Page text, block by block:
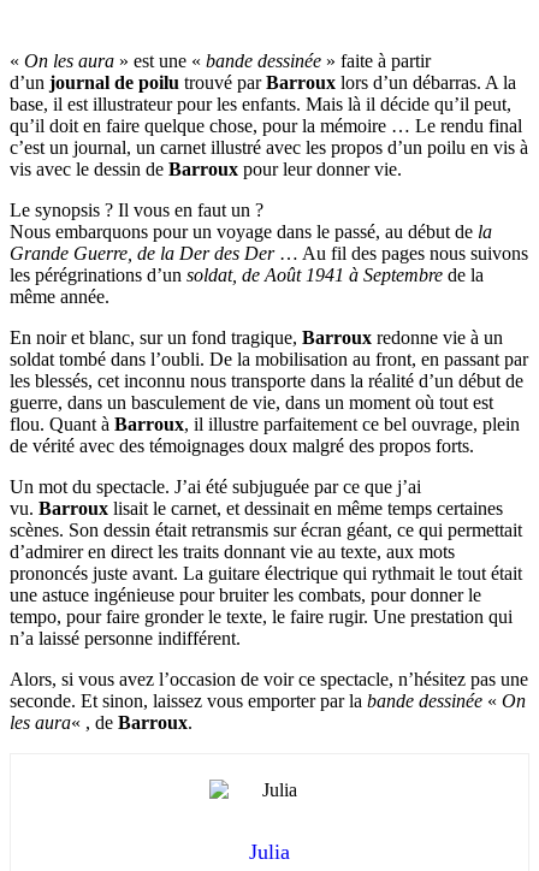
« On les aura » est une « bande dessinée » faite à partir
d’un journal de poilu trouvé parBarroux lors d’un débarras. A la
base, il est illustrateur pour les enfants. Mais là il décide qu’il peut,
qu’il doit en faire quelque chose, pour la mémoire … Le rendu final
c’est un journal, un carnet illustré avec les propos d’un poilu en vis à
vis avec le dessin de Barroux pour leur donner vie.
Le synopsis ? Il vous en faut un ?
Nous embarquons pour un voyage dans le passé, au début de la
Grande Guerre, de la Der des Der… Au fil des pages nous suivons
les pérégrinations d’un soldat, de Août 1941 à Septembre de la
même année.
En noir et blanc, sur un fond tragique, Barroux redonne vie à un
soldat tombé dans l’oubli. De la mobilisation au front, en passant par
les blessés, cet inconnu nous transporte dans la réalité d’un début de
guerre, dans un basculement de vie, dans un moment où tout est
flou. Quant à Barroux, il illustre parfaitement ce bel ouvrage, plein
de vérité avec des témoignages doux malgré des propos forts.
Un mot du spectacle. J’ai été subjuguée par ce que j’ai
vu. Barroux lisait le carnet, et dessinait en même temps certaines
scènes. Son dessin était retransmis sur écran géant, ce qui permettait
d’admirer en direct les traits donnant vie au texte, aux mots
prononcés juste avant. La guitare électrique qui rythmait le tout était
une astuce ingénieuse pour bruiter les combats, pour donner le
tempo, pour faire gronder le texte, le faire rugir. Une prestation qui
n’a laissé personne indifférent.
Alors, si vous avez l’occasion de voir ce spectacle, n’hésitez pas une
seconde. Et sinon, laissez vous emporter par la bande dessinée « On
les aura« , de Barroux.
Julia